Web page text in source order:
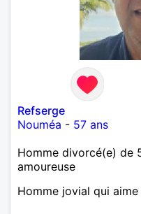
Refserge
Nouméa - 57 ans
Homme divorcé(e) de
amoureuse
Homme jovial qui